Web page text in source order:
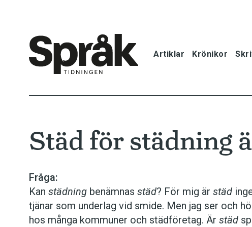
Artiklar Krönikor
Krönikor
Skrivtips
Bokrecensioner
Städ för städning
Fråga:
Kan städning benämnas städ? För mig är städ
tjänar som underlag vid smide. Men jag ser och
hos många kommuner och städföretag. Är städ